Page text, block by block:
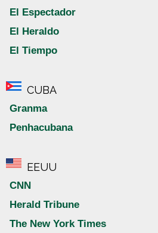
El Espectador
El Heraldo
El Tiempo
CUBA
Granma
Penhacubana
EEUU
CNN
Herald Tribune
The New York Times